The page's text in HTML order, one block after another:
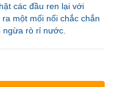
các đầu ren lại với
một mối nối chắc chắn
rò rỉ nước.